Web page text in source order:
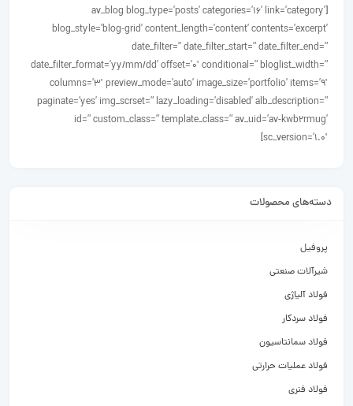
[av_blog blog_type=’posts’ categories=’16’ link=’category’
blog_style=’blog-grid’ content_length=’content’ contents=’excerpt’
date_filter=” date_filter_start=” date_filter_end=”
date_filter_format=’yy/mm/dd’ offset=’0′ conditional=” bloglist_width=”
columns=’3′ preview_mode=’auto’ image_size=’portfolio’ items=’9′
paginate=’yes’ img_scrset=” lazy_loading=’disabled’ alb_description=”
id=” custom_class=” template_class=” av_uid=’av-kwb2rmug’
sc_version=’1.0′]
دسته‌های محصولات
پروفیل
شیرآلات صنعتی
فولاد آلیاژی
فولاد سردکار
فولاد سمانتاسیون
فولاد عملیات حرارتی
فولاد فنری